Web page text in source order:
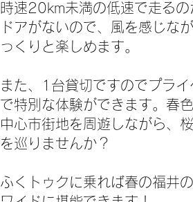
時速20km未満の低速で走るの
ドアがないので、風を感じな
っくりと楽しめます。
また、1台貸切ですのでプライ
で特別な体験ができます。春
中心市街地を周遊しながら、
を巡りませんか？
ふくトゥクに乗れば春の福井